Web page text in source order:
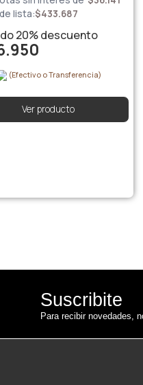
lista:$433.687
20%descuento
(Efectivo o Transferencia)
Ver producto
Suscribite
Para recibir novedades,